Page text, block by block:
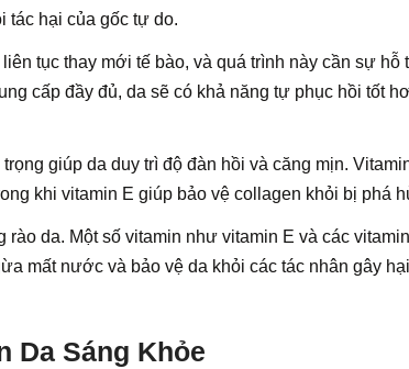
tác hại của gốc tự do.
tục thay mới tế bào, và quá trình này cần sự hỗ
cấp đầy đủ, da sẽ có khả năng tự phục hồi tốt
giúp da duy trì độ đàn hồi và căng mịn.
khi vitamin E giúp bảo vệ collagen khỏi bị phá
da. Một số vitamin như vitamin E và các
mất nước và bảo vệ da khỏi các tác nhân gây
Da Sáng Khỏe